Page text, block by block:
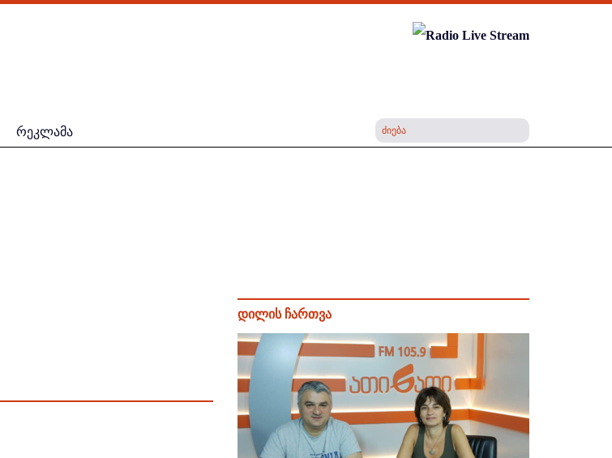
რეკლამა
დილის ჩართვა